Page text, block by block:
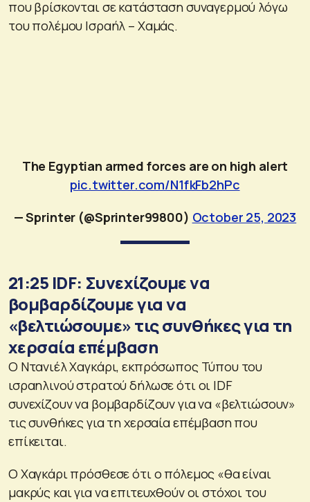
που βρίσκονται σε κατάσταση συναγερμού λόγω
του πολέμου Ισραήλ – Χαμάς.
The Egyptian armed forces are on high alert
pic.twitter.com/N1fkFb2hPc
— Sprinter (@Sprinter99800) October 25, 2023
21:25 IDF: Συνεχίζουμε να
βομβαρδίζουμε για να
«βελτιώσουμε» τις συνθήκες για τη
χερσαία επέμβαση
Ο Ντανιέλ Χαγκάρι, εκπρόσωπος Τύπου του
ισραηλινού στρατού δήλωσε ότι οι IDF
συνεχίζουν να βομβαρδίζουν για να «βελτιώσουν»
τις συνθήκες για τη χερσαία επέμβαση που
επίκειται.
Ο Χαγκάρι πρόσθεσε ότι ο πόλεμος «θα είναι
μακρύς και για να επιτευχθούν οι στόχοι του